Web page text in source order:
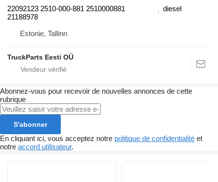
22092123 2510-000-881 2510000881
21188978
diesel
Estonie, Tallinn
TruckParts Eesti OÜ
Abonnez-vous pour recevoir de nouvelles annonces de cette
rubrique
S'abonner
En cliquant ici, vous acceptez notre politique de confidentialité et
notre accord utilisateur.